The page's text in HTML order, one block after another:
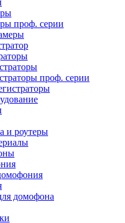
проф. серии
проф. серии
и роутеры
домофона